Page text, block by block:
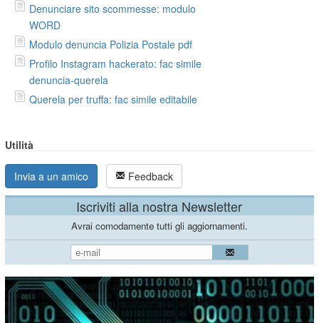
Denunciare sito scommesse: modulo
WORD
Modulo denuncia Polizia Postale pdf
Profilo Instagram hackerato: fac simile
denuncia-querela
Querela per truffa: fac simile editabile
Utilità
Invia a un amico Feedback
Iscriviti alla nostra Newsletter
Avrai comodamente tutti gli aggiornamenti.